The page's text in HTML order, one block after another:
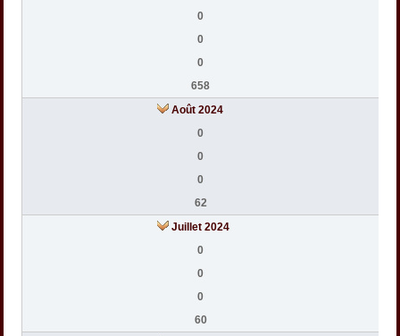
0
0
0
658
Août 2024
0
0
0
62
Juillet 2024
0
0
0
60